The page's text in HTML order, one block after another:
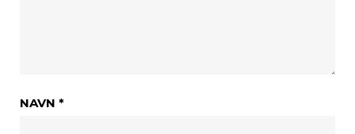
NAVN *